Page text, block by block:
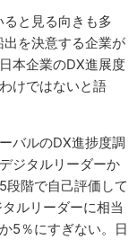
と見る向きも多
を決意する企業が
本企業のDX進展度
けではないと語
バルのDX進捗度調
ジタルリーダーか
段階で自己評価して
ルリーダーに相当
5％にすぎない。日